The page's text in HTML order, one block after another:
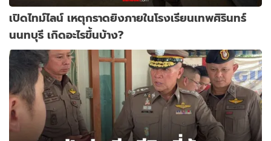
เปิดไทม์ไลน์ เหตุกราดยิงภายในโรงเรียนเทพศิรินทร์
นนทบุรี เกิดอะไรขึ้นบ้าง?